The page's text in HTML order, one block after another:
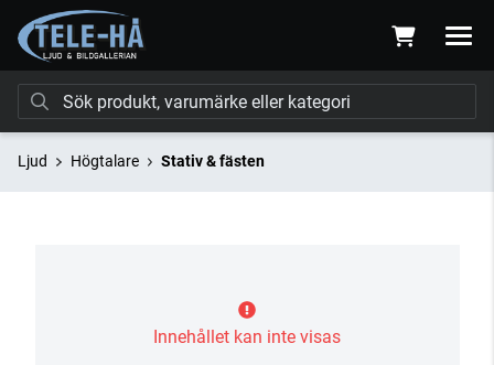
Ljud Högtalare Stativ & fästen
Innehållet kan inte visas